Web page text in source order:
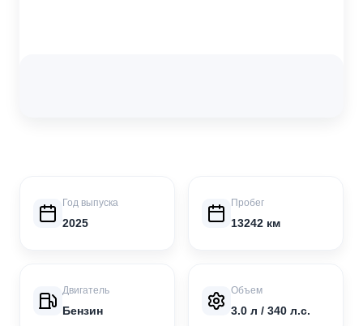
Год выпуска
2025
Пробег
13242 км
Двигатель
Бензин
Объем
3.0 л / 340 л.с.